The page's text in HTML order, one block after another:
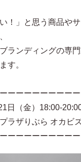
！」と思う商品や
ランディングの専
す。
ーーーーーーーー
日（金）18:00-
ラザりぶら オカビ
ーーーーーーーー